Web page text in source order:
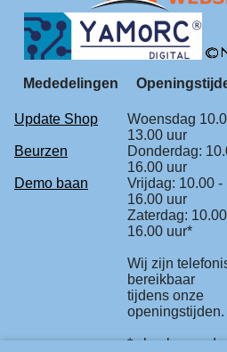
Mededelingen
Update Shop
Woensdag
13.00 uur
Beurzen
Donderdag:
16.00 uur
Demo baan
Vrijdag: 10.00 -
16.00 uur
Zaterdag:
16.00 uur*
Wij zijn
bereikbaar
tijdens onze
openingstijden.
* check voor de